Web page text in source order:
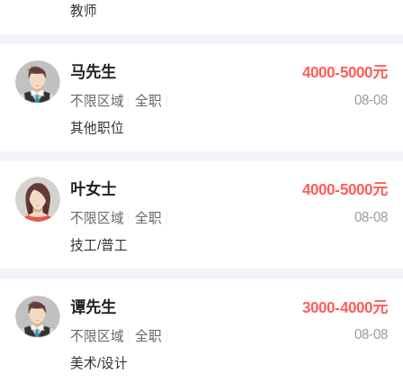
教师
马先生 4000-5000元
不限区域 全职
08-08
其他职位
叶女士 4000-5000元
不限区域 全职
08-08
技工/普工
谭先生 3000-4000元
不限区域 全职
08-08
美术/设计